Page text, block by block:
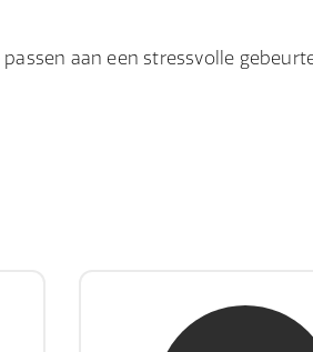
aan een stressvolle
mw. mr. H.A. de